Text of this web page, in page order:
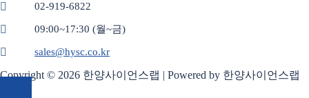
02-919-6822
09:00~17:30 (월~금)
sales@hysc.co.kr
Copyright © 2026 한양사이언스랩 | Powered by 한양사이언스랩